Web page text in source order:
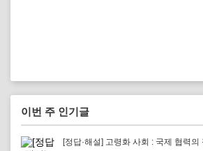
이번 주 인기글
[정답·해설] 고령화 사회 : 국제 협력